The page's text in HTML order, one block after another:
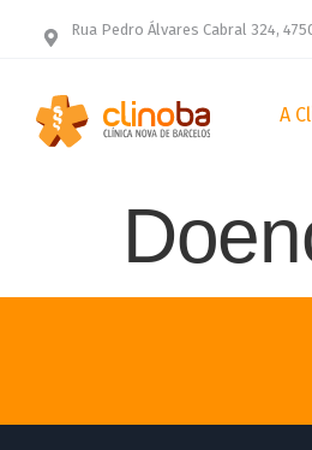
Rua Pedro Álvares Cabral 324,
A